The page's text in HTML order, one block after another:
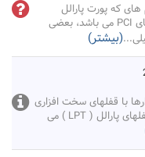
که پورت پارالل
onboard ندارند مستلزم استفاده از کارتهای PCI می باشد، بعضی
...(بیشتر)
با قفلهای سخت افزاری
کار می کنند و معمولا این قفلها از نوع قفلهای پارالل ( LPT ) می